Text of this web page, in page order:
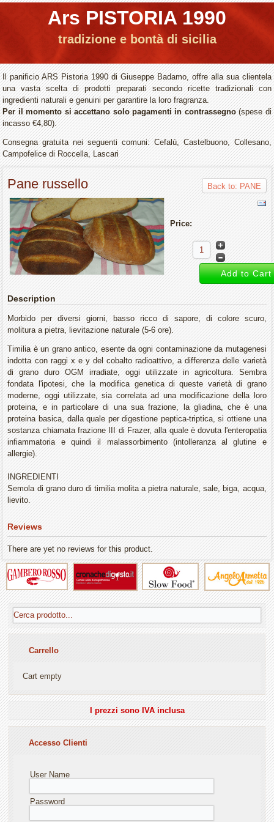
Ars PISTORIA 1990
tradizione e bontà di sicilia
Il panificio ARS Pistoria 1990 di Giuseppe Badamo, offre alla sua clientela
una vasta scelta di prodotti preparati secondo ricette tradizionali con
ingredienti naturali e genuini per garantire la loro fragranza.
Per il momento si accettano solo pagamenti in contrassegno(spese di
incasso €4,80).
Consegna gratuita nei seguenti comuni: Cefalù, Castelbuono, Collesano,
Campofelice di Roccella, Lascari
Back to: PANE
Pane russello
Price:
Description
Morbido per diversi giorni, basso ricco di sapore, di colore scuro,
molitura a pietra, lievitazione naturale (5-6 ore).
Timilia è un grano antico, esente da ogni contaminazione da mutagenesi
indotta con raggi x e y del cobalto radioattivo, a differenza delle varietà
di grano duro OGM irradiate, oggi utilizzate in agricoltura. Sembra
fondata l'ipotesi, che la modifica genetica di queste varietà di grano
moderne, oggi utilizzate, sia correlata ad una modificazione della loro
proteina, e in particolare di una sua frazione, la gliadina, che è una
proteina basica, dalla quale per digestione peptica-triptica, si ottiene una
sostanza chiamata frazione III di Frazer, alla quale è dovuta l'enteropatia
infiammatoria e quindi il malassorbimento (intolleranza al glutine e
allergie).
INGREDIENTI
Semola di grano duro di timilia molita a pietra naturale, sale, biga, acqua,
lievito.
Reviews
There are yet no reviews for this product.
Carrello
Cart empty
I prezzi sono IVA inclusa
Accesso Clienti
User Name
Password